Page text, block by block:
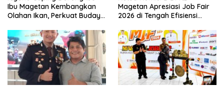
Ibu Magetan Kembangkan
Olahan Ikan, Perkuat Budaya
Magetan Apresiasi Job Fair
2026 di Tengah Efisiensi